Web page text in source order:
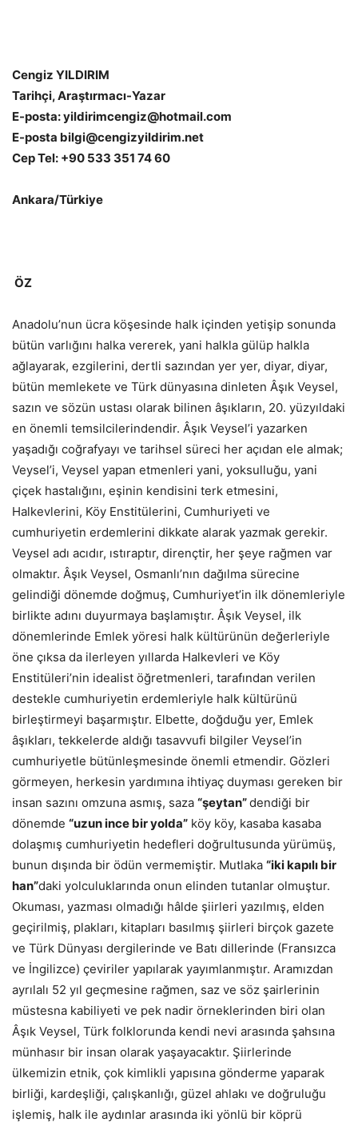
Cengiz YILDIRIM
Tarihçi, Araştırmacı-Yazar
E-posta: yildirimcengiz@hotmail.com
E-posta bilgi@cengizyildirim.net
Cep Tel: +90 533 351 74 60
Ankara/Türkiye
ÖZ
Anadolu’nun ücra köşesinde halk içinden yetişip sonunda
bütün varlığını halka vererek, yani halkla gülüp halkla
ağlayarak, ezgilerini, dertli sazından yer yer, diyar, diyar,
bütün memlekete ve Türk dünyasına dinleten Âşık Veysel,
sazın ve sözün ustası olarak bilinen âşıkların, 20. yüzyıldaki
en önemli temsilcilerindendir. Âşık Veysel’i yazarken
yaşadığı coğrafyayı ve tarihsel süreci her açıdan ele almak;
Veysel’i, Veysel yapan etmenleri yani, yoksulluğu, yani
çiçek hastalığını, eşinin kendisini terk etmesini,
Halkevlerini, Köy Enstitülerini, Cumhuriyeti ve
cumhuriyetin erdemlerini dikkate alarak yazmak gerekir.
Veysel adı acıdır, ıstıraptır, dirençtir, her şeye rağmen var
olmaktır. Âşık Veysel, Osmanlı’nın dağılma sürecine
gelindiği dönemde doğmuş, Cumhuriyet’in ilk dönemleriyle
birlikte adını duyurmaya başlamıştır. Âşık Veysel, ilk
dönemlerinde Emlek yöresi halk kültürünün değerleriyle
öne çıksa da ilerleyen yıllarda Halkevleri ve Köy
Enstitüleri’nin idealist öğretmenleri, tarafından verilen
destekle cumhuriyetin erdemleriyle halk kültürünü
birleştirmeyi başarmıştır. Elbette, doğduğu yer, Emlek
âşıkları, tekkelerde aldığı tasavvufi bilgiler Veysel’in
cumhuriyetle bütünleşmesinde önemli etmendir. Gözleri
görmeyen, herkesin yardımına ihtiyaç duyması gereken bir
insan sazını omzuna asmış, saza “şeytan”dendiği bir
dönemde “uzun ince bir yolda” köy köy, kasaba kasaba
dolaşmış cumhuriyetin hedefleri doğrultusunda yürümüş,
bunun dışında bir ödün vermemiştir. Mutlaka “iki kapılı bir
han”daki yolculuklarında onun elinden tutanlar olmuştur.
Okuması, yazması olmadığı hâlde şiirleri yazılmış, elden
geçirilmiş, plakları, kitapları basılmış şiirleri birçok gazete
ve Türk Dünyası dergilerinde ve Batı dillerinde (Fransızca
ve İngilizce) çeviriler yapılarak yayımlanmıştır. Aramızdan
ayrılalı 52 yıl geçmesine rağmen, saz ve söz şairlerinin
müstesna kabiliyeti ve pek nadir örneklerinden biri olan
Âşık Veysel, Türk folklorunda kendi nevi arasında şahsına
münhasır bir insan olarak yaşayacaktır. Şiirlerinde
ülkemizin etnik, çok kimlikli yapısına gönderme yaparak
birliği, kardeşliği, çalışkanlığı, güzel ahlakı ve doğruluğu
işlemiş, halk ile aydınlar arasında iki yönlü bir köprü